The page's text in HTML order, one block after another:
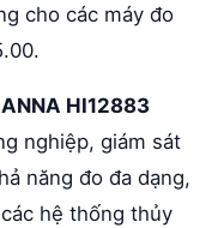
cho các máy đo
HI12883
nghiệp, giám sát
năng đo đa dạng,
hệ thống thủy